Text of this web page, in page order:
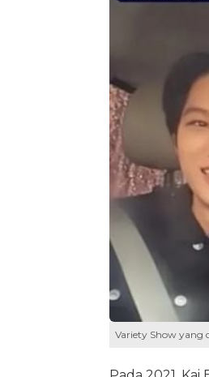
Variety Show yang